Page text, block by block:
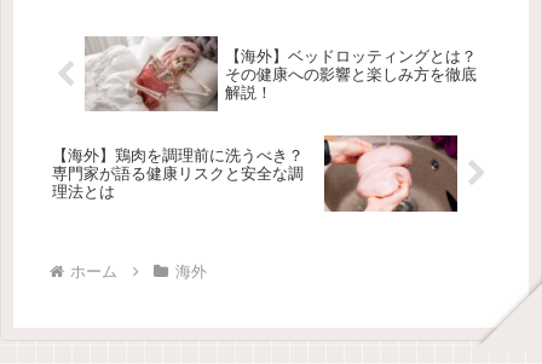
【海外】ベッドロッティングとは？
その健康への影響と楽しみ方を徹底
解説！
【海外】鶏肉を調理前に洗うべき？
専門家が語る健康リスクと安全な調
理法とは
ホーム 海外